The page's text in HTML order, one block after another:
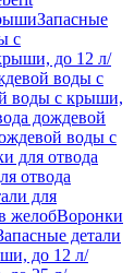
Запасные
с
до 12 л/
воды с
воды с крыши,
дождевой
воды с
для отвода
отвода
для
желобВоронки
детали
до 12 л/